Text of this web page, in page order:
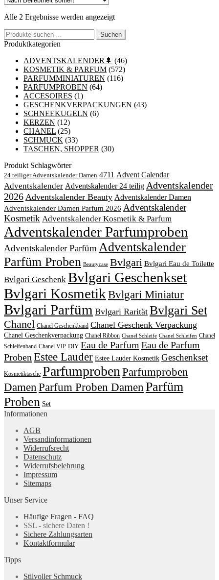
Alle 2 Ergebnisse werden angezeigtNach
sortiert
Suchen
nach:
Suchen
Produktkategorien
ADVENTSKALENDER🌲 (46)
KOSMETIK & PARFUM (572)
PARFUMMINIATUREN (116)
PARFUMPROBEN (64)
ACCESOIRES (1)
GESCHENKVERPACKUNGEN (43)
SCHNEEKUGELN (6)
KERZEN (12)
CHANEL (25)
SCHMUCK (33)
TASCHEN, SHOPPER (30)
Produkt Schlagwörter
24 teiliger Adventskalender Damen 4711 Advent Calendar
Adventskalender Adventskalender 24 teilig Adventskalender
2026 Adventskalender Beauty Adventskalender Damen
Adventskalender Damen Parfum 2026 Adventskalender
Kosmetik Adventskalender Kosmetik & Parfum
Adventskalender Parfumproben
Adventskalender Parfüm Adventskalender
Parfüm Proben Beautycase Bvlgari Bvlgari Eau de Toilette
Bvlgari Geschenk Bvlgari Geschenkset
Bvlgari KosmetikBvlgari Miniatur
Bvlgari Parfüm Bvlgari Rarität Bvlgari Set
Chanel Chanel Geschenkband Chanel Geschenk Verpackung
Chanel Geschenkverpackung Chanel Ribbon Chanel Schleife Chanel Schleifen Chanel
Schleifenband Chanel VIP DIY Eau de Parfum Eau de Parfum
Proben Estee Lauder Estee Lauder Kosmetik Geschenkset
Kosmetiktasche Parfumproben Parfumproben
Damen Parfum Proben Damen Parfüm
Proben Set
Informationen
AGB
Versandinformationen
Widerrufsrecht
Datenschutz
Widerrufsbelehrung
Impressum
Sitemaps
Unser Service
Häufige Fragen - FAQ
SSL - sichere Daten !
Sichere Zahlungsarten
Kontaktformular
Tipps
Stilvoller Schmuck